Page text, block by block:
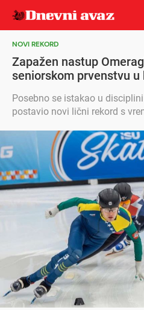
NOVI REKORD
Zapažen nastup
seniorskom prvenstvu u
Posebno se istakao u
postavio novi lični rekord s